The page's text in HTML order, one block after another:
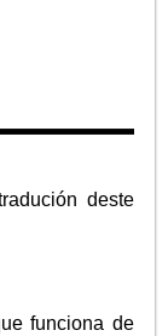
deste
funciona de